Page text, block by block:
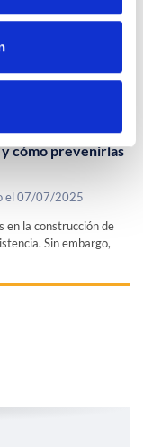
cómo prevenirlas
el 07/07/2025
en la construcción de
Sin embargo,